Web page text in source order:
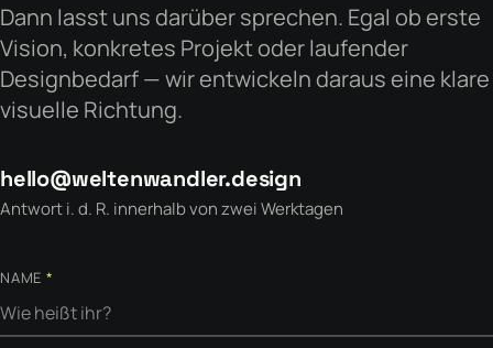
Dann lasst uns darüber sprechen. Egal ob erste
Vision, konkretes Projekt oder laufender
Designbedarf — wir entwickeln daraus eine klare
visuelle Richtung.
hello@weltenwandler.design
Antwort i. d. R. innerhalb von zwei Werktagen
Firma-Website
NAME *